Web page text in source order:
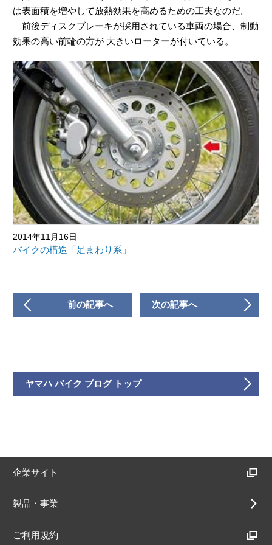
は表面積を増やして放熱効果を高めるための工夫なのだ。
前後ディスクブレーキが採用されている車両の場合、制動
効果の高い前輪の方が 大きいローターが付いている。
2014年11月16日
バイクの構造「足まわり系」
前の記事へ 次の記事へ
ヤマハ バイク ブログ トップ
企業サイト
製品・事業
ご利用規約